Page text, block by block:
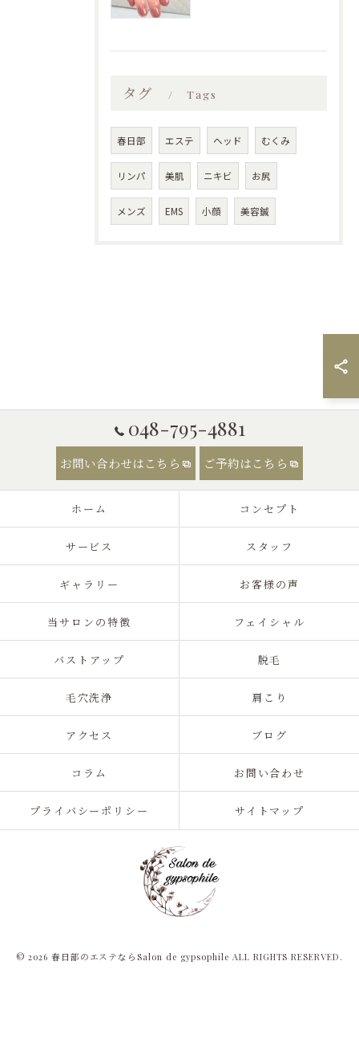
タグ Tags
春日部 エステ ヘッド むくみ
リンパ 美肌 ニキビ お尻
メンズ EMS 小顔 美容鍼
048-795-4881
お問い合わせはこちら ご予約はこちら
ホーム コンセプト
サービス スタッフ
ギャラリー お客様の声
当サロンの特徴 フェイシャル
バストアップ 脱毛
毛穴洗浄 肩こり
アクセス ブログ
コラム お問い合わせ
プライバシーポリシー サイトマップ
© 2026 春日部のエステならSalon de gypsophile ALL RIGHTS RESERVED.